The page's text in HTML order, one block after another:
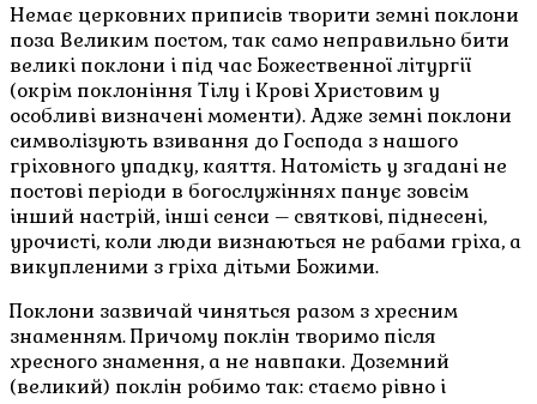
Немає церковних приписів творити земні поклони
поза Великим постом, так само неправильно бити
великі поклони і під час Божественної літургії
(окрім поклоніння Тілу і Крові Христовим у
особливі визначені моменти). Адже земні поклони
символізують взивання до Господа з нашого
гріховного упадку, каяття. Натомість у згадані не
постові періоди в богослужіннях панує зовсім
інший настрій, інші сенси – святкові, піднесені,
урочисті, коли люди визнаються не рабами гріха, а
викупленими з гріха дітьми Божими.
Поклони зазвичай чиняться разом з хресним
знаменням. Причому поклін творимо після
хресного знамення, а не навпаки. Доземний
(великий) поклін робимо так: стаємо рівно і